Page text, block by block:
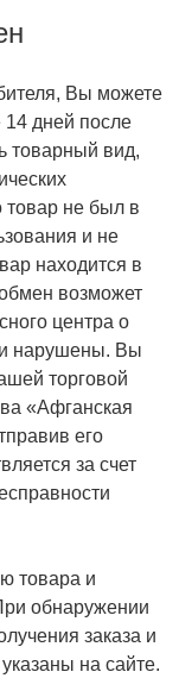
Вы можете
14 дней после
товарный вид,
товар не был в
и не
находится в
возможет
центра о
нарушены. Вы
торговой
«Афганская
его
за счет
товара и
обнаружении
заказа и
на сайте.